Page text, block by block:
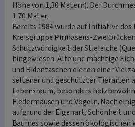
Höhe von 1,30 Metern). Der
1,70 Meter.
Bereits 1984 wurde auf Initiative des
Kreisgruppe Pirmasens-
Schutzwürdigkeit der Stieleiche
hingewiesen. Alte und mächtige
und Ridentaschen dienen einer
seltener und geschützter Tierarten
Lebensraum, besonders
Fledermäusen und Vögeln. Nach
aufgrund der Eigenart, Schönheit
Baumes sowie dessen ökologischen